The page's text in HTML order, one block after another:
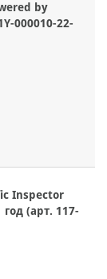
by
000010-22-
Inspector
(арт. 117-